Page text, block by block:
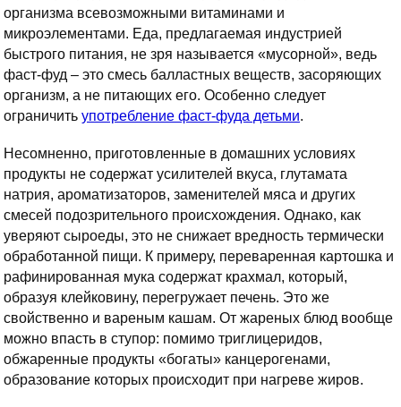
организма всевозможными витаминами и
микроэлементами. Еда, предлагаемая индустрией
быстрого питания, не зря называется «мусорной», ведь
фаст-фуд – это смесь балластных веществ, засоряющих
организм, а не питающих его. Особенно следует
ограничить употребление фаст-фуда детьми.
Несомненно, приготовленные в домашних условиях
продукты не содержат усилителей вкуса, глутамата
натрия, ароматизаторов, заменителей мяса и других
смесей подозрительного происхождения. Однако, как
уверяют сыроеды, это не снижает вредность термически
обработанной пищи. К примеру, переваренная картошка и
рафинированная мука содержат крахмал, который,
образуя клейковину, перегружает печень. Это же
свойственно и вареным кашам. От жареных блюд вообще
можно впасть в ступор: помимо триглицеридов,
обжаренные продукты «богаты» канцерогенами,
образование которых происходит при нагреве жиров.